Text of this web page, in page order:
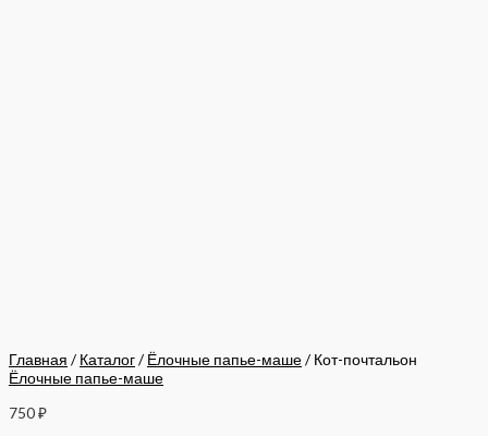
Главная / Каталог/ Ёлочные папье-маше/ Кот-почтальон
Ёлочные папье-маше
750₽